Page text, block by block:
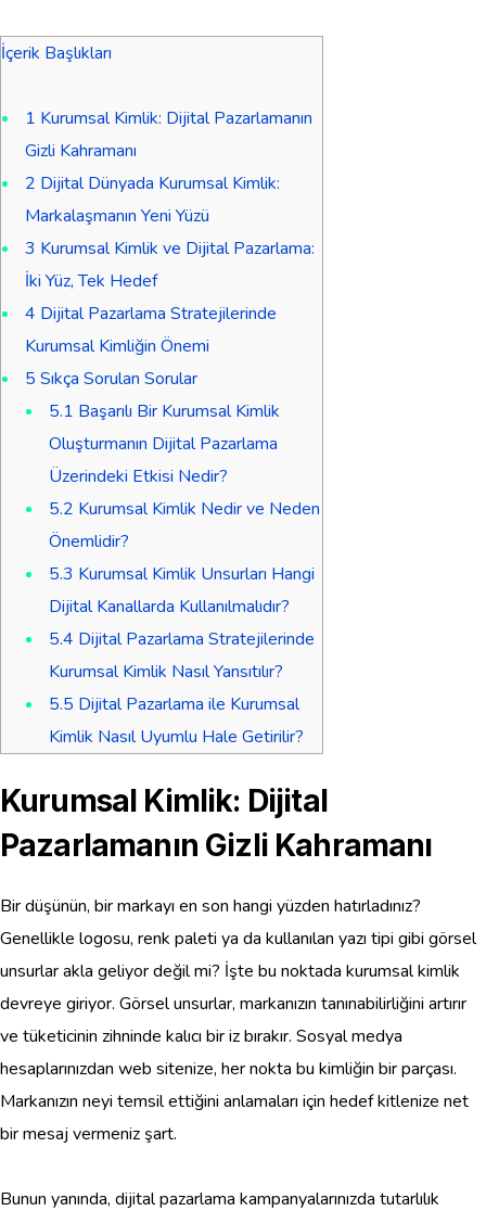
İçerik Başlıkları
1 Kurumsal Kimlik: Dijital Pazarlamanın
Gizli Kahramanı
2 Dijital Dünyada Kurumsal Kimlik:
Markalaşmanın Yeni Yüzü
3 Kurumsal Kimlik ve Dijital Pazarlama:
İki Yüz, Tek Hedef
4 Dijital Pazarlama Stratejilerinde
Kurumsal Kimliğin Önemi
5 Sıkça Sorulan Sorular
5.1 Başarılı Bir Kurumsal Kimlik
Oluşturmanın Dijital Pazarlama
Üzerindeki Etkisi Nedir?
5.2 Kurumsal Kimlik Nedir ve Neden
Önemlidir?
5.3 Kurumsal Kimlik Unsurları Hangi
Dijital Kanallarda Kullanılmalıdır?
5.4 Dijital Pazarlama Stratejilerinde
Kurumsal Kimlik Nasıl Yansıtılır?
5.5 Dijital Pazarlama ile Kurumsal
Kimlik Nasıl Uyumlu Hale Getirilir?
Kurumsal Kimlik: Dijital
Pazarlamanın Gizli Kahramanı
Bir düşünün, bir markayı en son hangi yüzden hatırladınız?
Genellikle logosu, renk paleti ya da kullanılan yazı tipi gibi görsel
unsurlar akla geliyor değil mi? İşte bu noktada kurumsal kimlik
devreye giriyor. Görsel unsurlar, markanızın tanınabilirliğini artırır
ve tüketicinin zihninde kalıcı bir iz bırakır. Sosyal medya
hesaplarınızdan web sitenize, her nokta bu kimliğin bir parçası.
Markanızın neyi temsil ettiğini anlamaları için hedef kitlenize net
bir mesaj vermeniz şart.
Bunun yanında, dijital pazarlama kampanyalarınızda tutarlılık